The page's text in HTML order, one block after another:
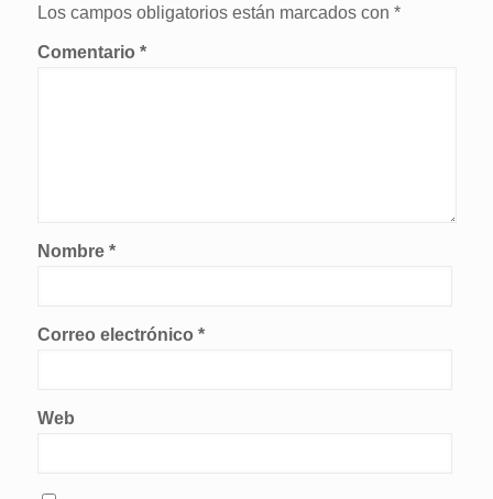
Los campos obligatorios están marcados con *
Comentario *
Nombre *
Correo electrónico *
Web